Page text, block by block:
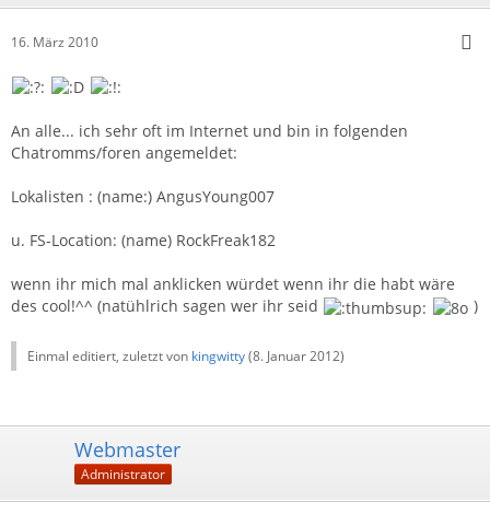
16. März 2010
An alle... ich sehr oft im Internet und bin in folgenden
Chatromms/foren angemeldet:
Lokalisten : (name:) AngusYoung007
u. FS-Location: (name) RockFreak182
wenn ihr mich mal anklicken würdet wenn ihr die habt wäre
des cool!^^ (natühlrich sagen wer ihr seid
)
Einmal editiert, zuletzt von kingwitty(8. Januar 2012)
Webmaster
Administrator